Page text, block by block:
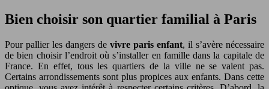
Bien choisir son quartier familial à Paris
Pour pallier les dangers de vivre paris enfant, il s’avère nécessaire
de bien choisir l’endroit où s’installer en famille dans la capitale de
France. En effet, tous les quartiers de la ville ne se valent pas.
Certains arrondissements sont plus propices aux enfants. Dans cette